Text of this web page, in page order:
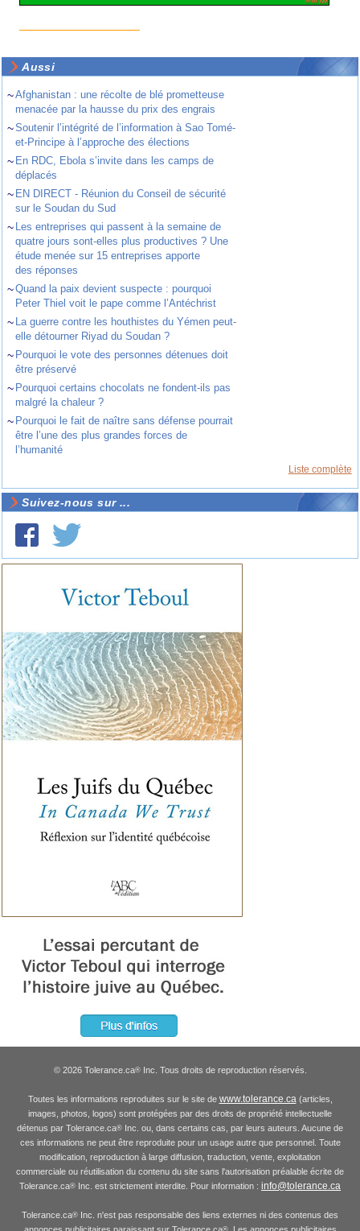
Aussi
~Afghanistan : une récolte de blé prometteuse
menacée par la hausse du prix des engrais
~Soutenir l’intégrité de l’information à Sao Tomé-
et-Principe à l’approche des élections
~ En RDC, Ebola s’invite dans les camps de
déplacés
~ EN DIRECT - Réunion du Conseil de sécurité
sur le Soudan du Sud
~ Les entreprises qui passent à la semaine de
quatre jours sont-elles plus productives ? Une
étude menée sur 15 entreprises apporte
des réponses
~Quand la paix devient suspecte : pourquoi
Peter Thiel voit le pape comme l’Antéchrist
~ La guerre contre les houthistes du Yémen peut-
elle détourner Riyad du Soudan ?
~ Pourquoi le vote des personnes détenues doit
être préservé
~ Pourquoi certains chocolats ne fondent-ils pas
malgré la chaleur ?
~ Pourquoi le fait de naître sans défense pourrait
être l’une des plus grandes forces de
l’humanité
Liste complète
Suivez-nous sur ...
© 2026 Tolerance.ca®Inc. Tous droits de reproduction réservés.
Toutes les informations reproduites sur le site de www.tolerance.ca(articles,
images, photos, logos) sont protégées par des droits de propriété intellectuelle
détenus par Tolerance.ca® Inc. ou, dans certains cas, par leurs auteurs. Aucune de
ces informations ne peut être reproduite pour un usage autre que personnel. Toute
modification, reproduction à large diffusion, traduction, vente, exploitation
commerciale ou réutilisation du contenu du site sans l'autorisation préalable écrite de
Tolerance.ca® Inc. est strictement interdite. Pour information : info@tolerance.ca
Tolerance.ca® Inc. n'est pas responsable des liens externes ni des contenus des